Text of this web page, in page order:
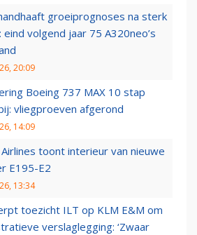
groeiprognoses na sterk
eind volgend jaar 75 A320neo’s
20:09
Boeing 737 MAX 10 stap
vliegproeven afgerond
14:09
Airlines toont interieur van nieuwe
E195-E2
13:34
toezicht ILT op KLM E&M om
verslaglegging: ‘Zwaar